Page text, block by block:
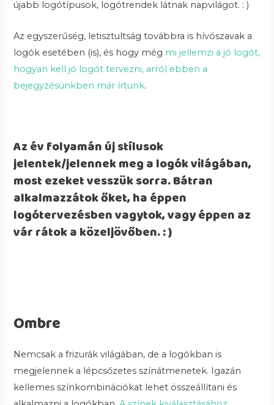
újabb logótípusok, logótrendek látnak napvilágot. : )
Az egyszerűség, letisztultság továbbra is hívószavak a
logók esetében (is), és hogy még mi jellemzi a jó logót,
hogyan kell jó logót tervezni, arról ebben a
bejegyzésünkben már írtunk.
Az év folyamán új stílusok
jelentek/jelennek meg a logók világában,
most ezeket vesszük sorra. Bátran
alkalmazzátok őket, ha éppen
logótervezésben vagytok, vagy éppen az
vár rátok a közeljövőben. : )
Ombre
Nemcsak a frizurák világában, de a logókban is
megjelennek a lépcsőzetes színátmenetek. Igazán
kellemes színkombinációkat lehet összeállítani és